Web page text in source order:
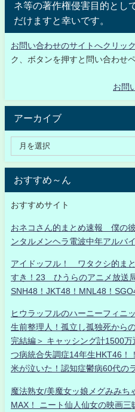
ネ等の著作権侵害目的とし
だけますと幸いです。
お問い合わせのサイトへクリッ
ク、ボタンを押すと問い合わせ
お問
アーカイブ
おすすめ～ん
おすすめサイト
おネコさん的まとめ速報 僕の
ンタルメンヘラ電波中年アルバ
アイドッフル！ ワタクシ的ま
すき！23 ひうらのアニメ放送
SNH48！JKT48！MNL48！
ヒウラッフルのハーニーフィニ
生前整理人！孤立し孤独死から
完結編＞ キャッシング計1500
つ病統合失調症14年生HKT46！
米が泣いた！認知症鬱病60代の
魔法熟女/美魔女ッ娘メグみみち
MAX！ ニート仙人仙女の映画